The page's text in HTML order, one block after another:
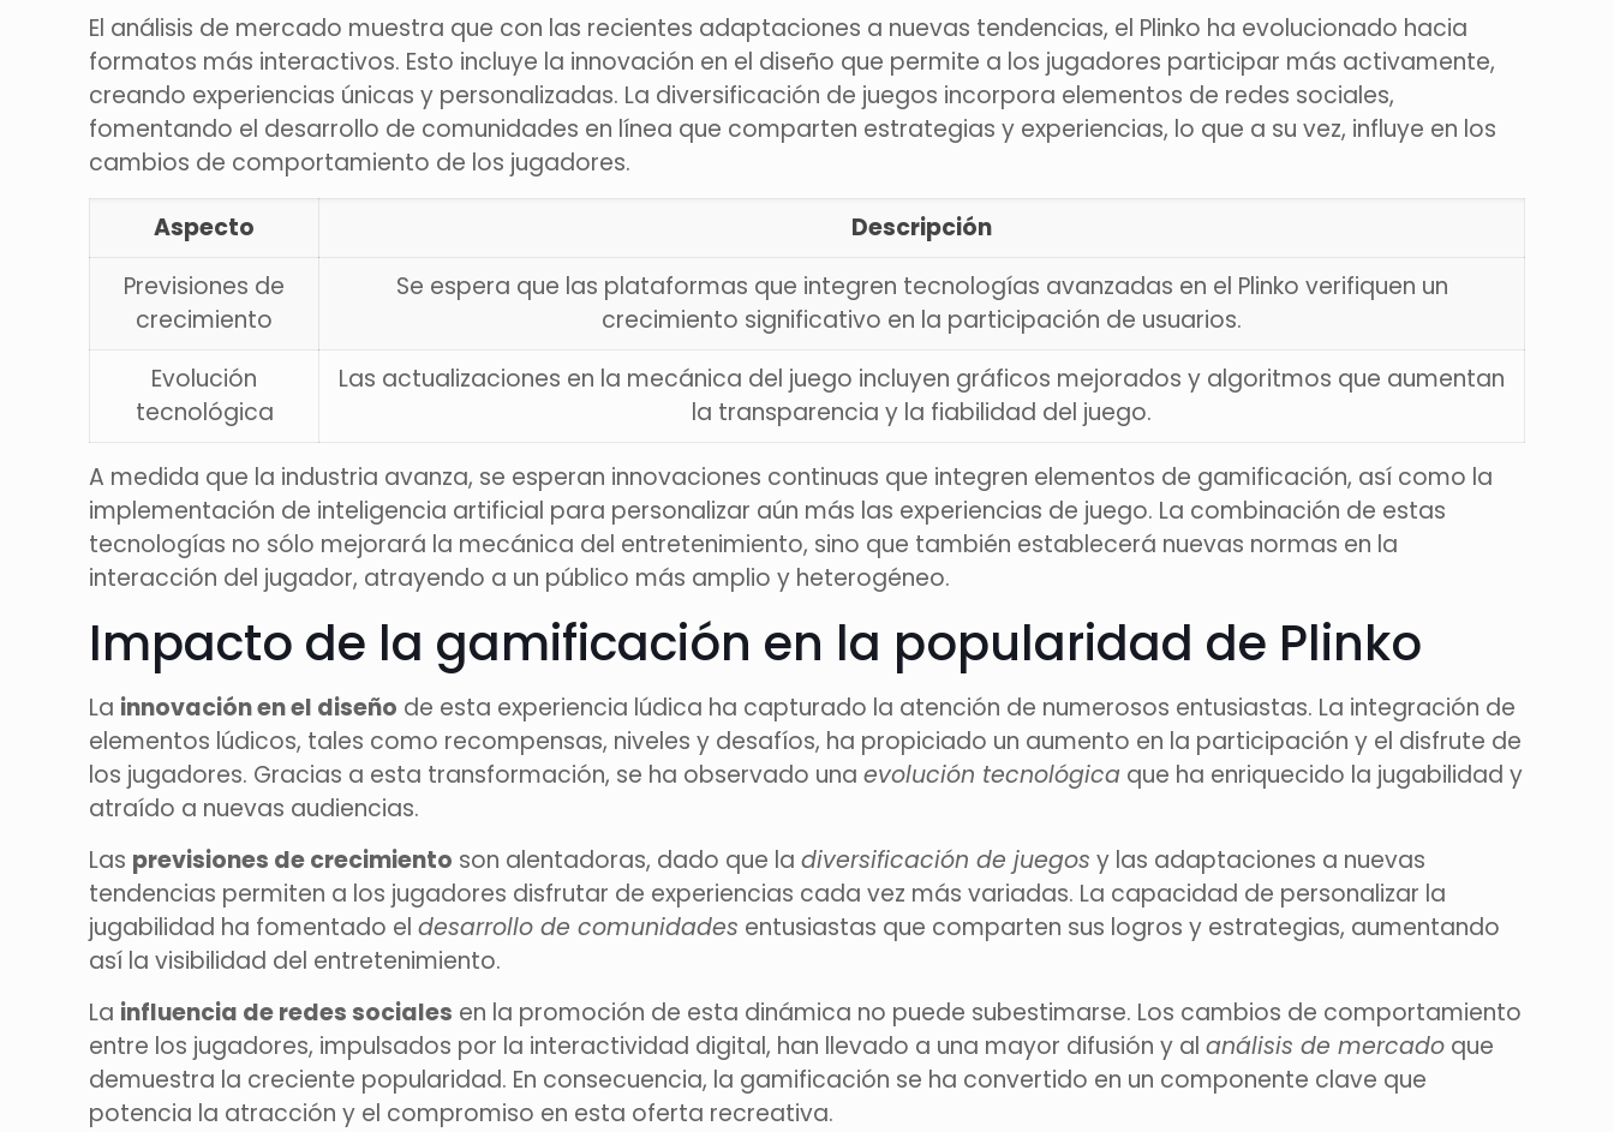
El análisis de mercado muestra que con las recientes adaptaciones a nuevas tendencias, el Plinko ha evolucionado hacia
formatos más interactivos. Esto incluye la innovación en el diseño que permite a los jugadores participar más activamente,
creando experiencias únicas y personalizadas. La diversificación de juegos incorpora elementos de redes sociales,
fomentando el desarrollo de comunidades en línea que comparten estrategias y experiencias, lo que a su vez, influye en los
cambios de comportamiento de los jugadores.
Aspecto
Descripción
Previsiones de
crecimiento
Se espera que las plataformas que integren tecnologías avanzadas en el Plinko verifiquen un
crecimiento significativo en la participación de usuarios.
Evolución
tecnológica
Las actualizaciones en la mecánica del juego incluyen gráficos mejorados y algoritmos que aumentan
la transparencia y la fiabilidad del juego.
A medida que la industria avanza, se esperan innovaciones continuas que integren elementos de gamificación, así como la
implementación de inteligencia artificial para personalizar aún más las experiencias de juego. La combinación de estas
tecnologías no sólo mejorará la mecánica del entretenimiento, sino que también establecerá nuevas normas en la
interacción del jugador, atrayendo a un público más amplio y heterogéneo.
Impacto de la gamificación en la popularidad de Plinko
La innovación en el diseño de esta experiencia lúdica ha capturado la atención de numerosos entusiastas. La integración de
elementos lúdicos, tales como recompensas, niveles y desafíos, ha propiciado un aumento en la participación y el disfrute de
los jugadores. Gracias a esta transformación, se ha observado una evolución tecnológica que ha enriquecido la jugabilidad y
atraído a nuevas audiencias.
Las previsiones de crecimiento son alentadoras, dado que la diversificación de juegos y las adaptaciones a nuevas
tendencias permiten a los jugadores disfrutar de experiencias cada vez más variadas. La capacidad de personalizar la
jugabilidad ha fomentado el desarrollo de comunidades entusiastas que comparten sus logros y estrategias, aumentando
así la visibilidad del entretenimiento.
La influencia de redes sociales en la promoción de esta dinámica no puede subestimarse. Los cambios de comportamiento
entre los jugadores, impulsados por la interactividad digital, han llevado a una mayor difusión y al análisis de mercado que
demuestra la creciente popularidad. En consecuencia, la gamificación se ha convertido en un componente clave que
potencia la atracción y el compromiso en esta oferta recreativa.